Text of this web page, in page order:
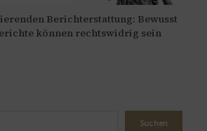
Berichterstattung: Bewusst
können rechtswidrig sein
Suchen